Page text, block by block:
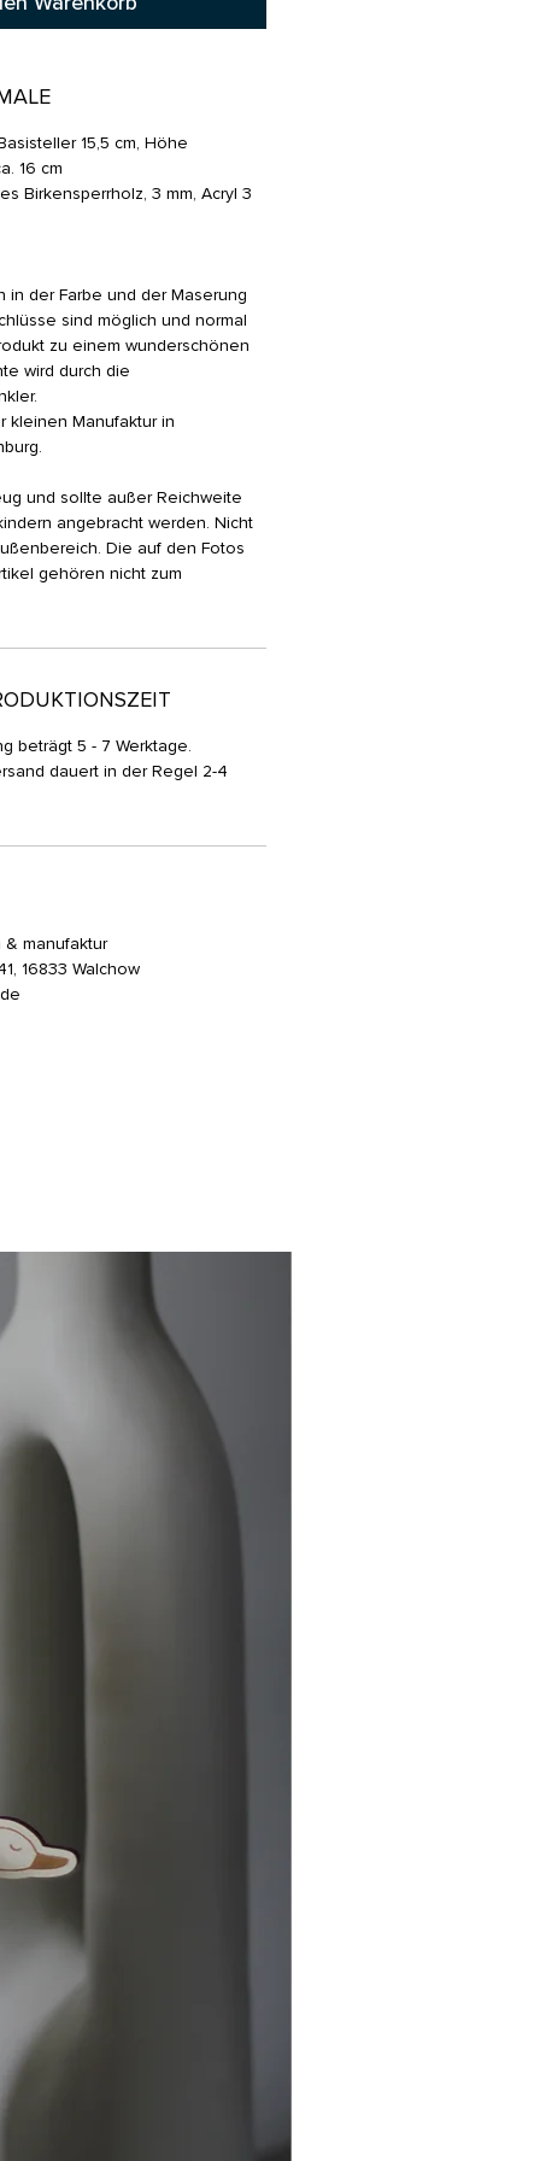
15,5 cm, Höhe
16 cm
Birkensperrholz, 3 mm, Acryl 3
in der Farbe und der Maserung
sind möglich und normal
zu einem wunderschönen
wird durch die
kleinen Manufaktur in
und sollte außer Reichweite
angebracht werden. Nicht
Die auf den Fotos
gehören nicht zum
beträgt 5 - 7 Werktage.
dauert in der Regel 2-4
manufaktur
16833 Walchow